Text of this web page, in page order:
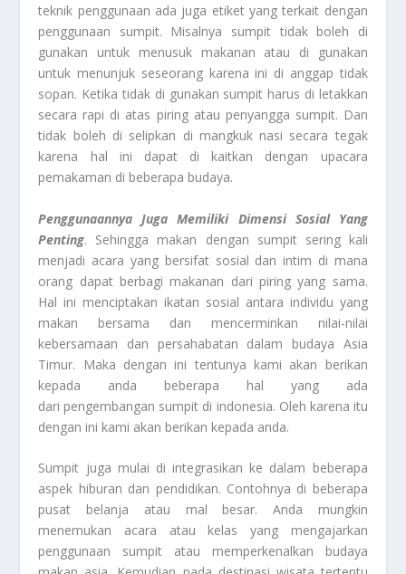
teknik penggunaan ada juga etiket yang terkait dengan
penggunaan sumpit. Misalnya sumpit tidak boleh di
gunakan untuk menusuk makanan atau di gunakan
untuk menunjuk seseorang karena ini di anggap tidak
sopan. Ketika tidak di gunakan sumpit harus di letakkan
secara rapi di atas piring atau penyangga sumpit. Dan
tidak boleh di selipkan di mangkuk nasi secara tegak
karena hal ini dapat di kaitkan dengan upacara
pemakaman di beberapa budaya.
Penggunaannya Juga Memiliki Dimensi Sosial Yang
Penting. Sehingga makan dengan sumpit sering kali
menjadi acara yang bersifat sosial dan intim di mana
orang dapat berbagi makanan dari piring yang sama.
Hal ini menciptakan ikatan sosial antara individu yang
makan bersama dan mencerminkan nilai-nilai
kebersamaan dan persahabatan dalam budaya Asia
Timur. Maka dengan ini tentunya kami akan berikan
kepada anda beberapa hal yang ada
dari pengembangan sumpit di indonesia. Oleh karena itu
dengan ini kami akan berikan kepada anda.
Sumpit juga mulai di integrasikan ke dalam beberapa
aspek hiburan dan pendidikan. Contohnya di beberapa
pusat belanja atau mal besar. Anda mungkin
menemukan acara atau kelas yang mengajarkan
penggunaan sumpit atau memperkenalkan budaya